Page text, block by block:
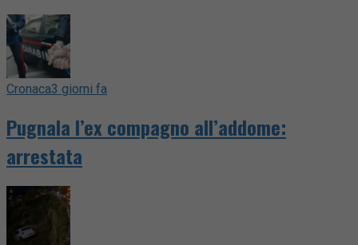
Cronaca3 giorni fa
Pugnala l’ex compagno all’addome:
arrestata